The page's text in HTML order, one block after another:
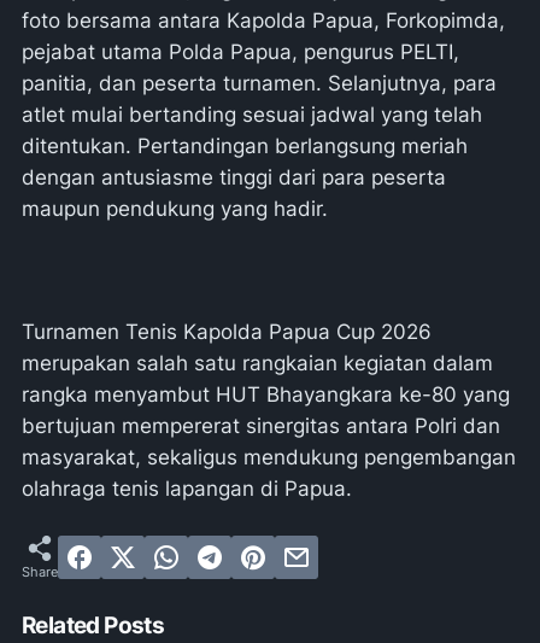
foto bersama antara Kapolda Papua, Forkopimda,
pejabat utama Polda Papua, pengurus PELTI,
panitia, dan peserta turnamen. Selanjutnya, para
atlet mulai bertanding sesuai jadwal yang telah
ditentukan. Pertandingan berlangsung meriah
dengan antusiasme tinggi dari para peserta
maupun pendukung yang hadir.
Turnamen Tenis Kapolda Papua Cup 2026
merupakan salah satu rangkaian kegiatan dalam
rangka menyambut HUT Bhayangkara ke-80 yang
bertujuan mempererat sinergitas antara Polri dan
masyarakat, sekaligus mendukung pengembangan
olahraga tenis lapangan di Papua.
Related Posts